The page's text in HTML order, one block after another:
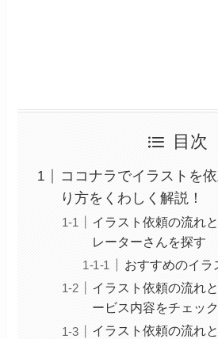
目次
ココナラでイラストを
り方をくわしく解説！
イラスト依頼の流れ
レーターさんを探す
おすすめのイラ
イラスト依頼の流れ
ービス内容をチェック
イラスト依頼の流れ